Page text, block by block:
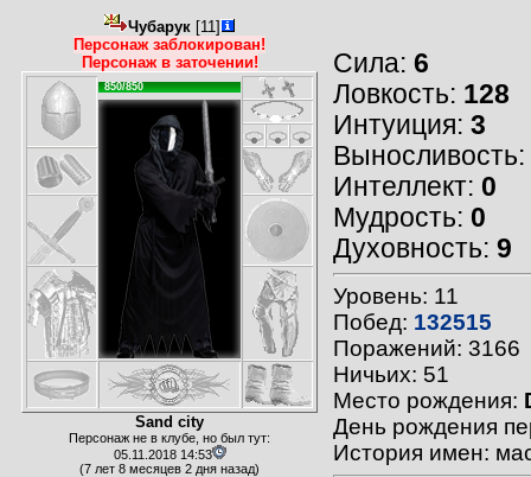
Чубарук [11]
Персонаж заблокирован!
Персонаж в заточении!
850/850
Sand city
Персонаж не в клубе, но был тут:
05.11.2018 14:53
(7 лет 8 месяцев 2 дня назад)
Сила: 6
Ловкость: 128
Интуиция: 3
Выносливость:
Интеллект: 0
Мудрость: 0
Духовность: 9
Уровень: 11
Побед: 132515
Поражений: 3166
Ничьих: 51
Место рождения:
День рождения
История имен: